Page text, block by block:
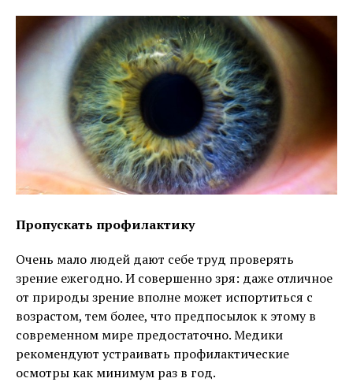
Пропускать профилактику
Очень мало людей дают себе труд проверять
зрение ежегодно. И совершенно зря: даже отличное
от природы зрение вполне может испортиться с
возрастом, тем более, что предпосылок к этому в
современном мире предостаточно. Медики
рекомендуют устраивать профилактические
осмотры как минимум раз в год.